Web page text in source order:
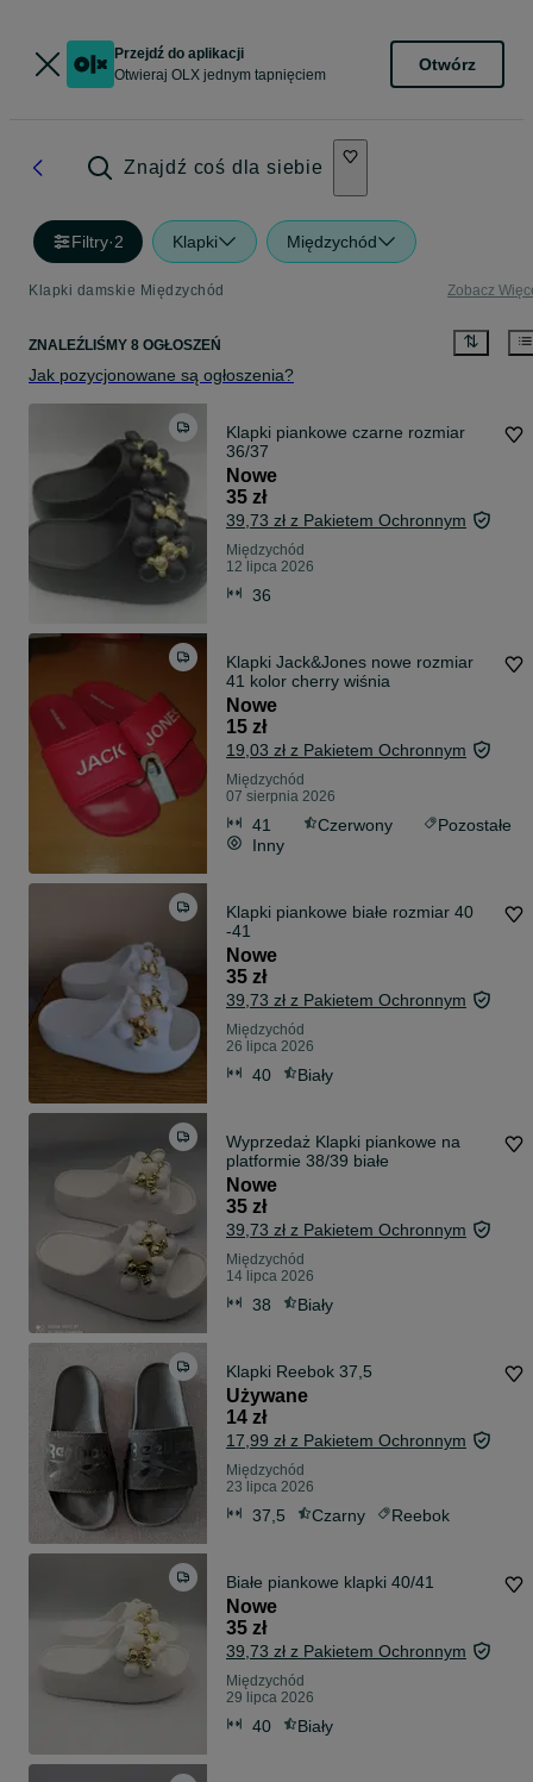
Przejdź do aplikacji
Otwieraj OLX jednym tapnięciem
Otwórz
Znajdź coś dla siebie
Filtry·2 Klapki Międzychód
Klapki damskie Międzychód Zobacz
ZNALEŹLIŚMY 8 OGŁOSZEŃ
Jak pozycjonowane są ogłoszenia?
Klapki piankowe czarne rozmiar
36/37
Nowe
35 zł
39,73 zł z Pakietem Ochronnym
Międzychód
12 lipca 2026
36
Klapki Jack&Jones nowe rozmiar
41 kolor cherry wiśnia
Nowe
15 zł
19,03 zł z Pakietem Ochronnym
Międzychód
07 sierpnia 2026
41 Czerwony
Pozostałe
Inny
Klapki piankowe białe rozmiar 40
-41
Nowe
35 zł
39,73 zł z Pakietem Ochronnym
Międzychód
26 lipca 2026
40 Biały
Wyprzedaż Klapki piankowe na
platformie 38/39 białe
Nowe
35 zł
39,73 zł z Pakietem Ochronnym
Międzychód
14 lipca 2026
38 Biały
Klapki Reebok 37,5
Używane
14 zł
17,99 zł z Pakietem Ochronnym
Międzychód
23 lipca 2026
37,5 Czarny Reebok
Białe piankowe klapki 40/41
Nowe
35 zł
39,73 zł z Pakietem Ochronnym
Międzychód
29 lipca 2026
40 Biały